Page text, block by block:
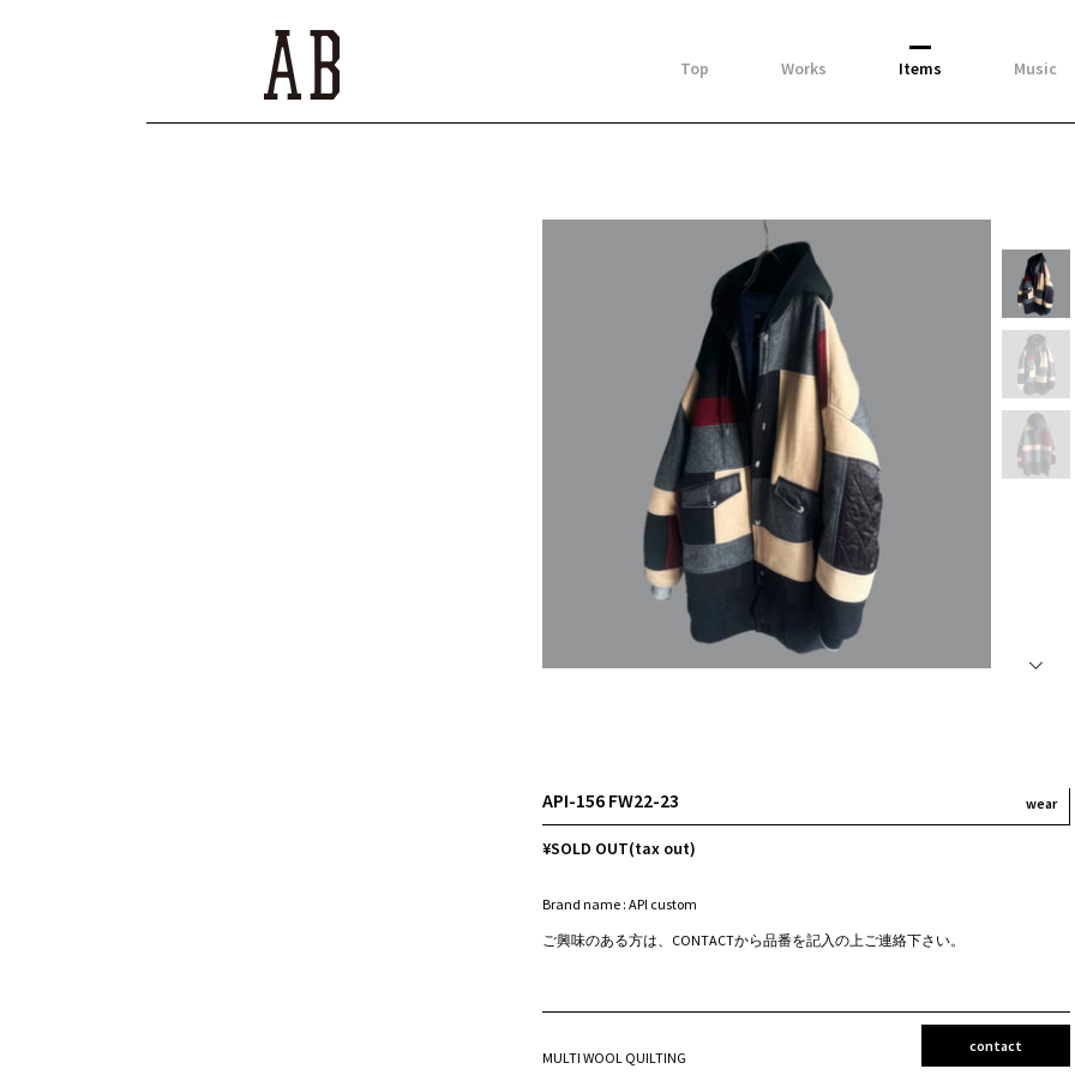
Top Works Items Music
API-156 FW22-23 wear
¥SOLD OUT(tax out)
Brand name : API custom
ご興味のある方は、CONTACTから品番を記入の上ご連絡下さい。
MULTI WOOL QUILTING
contact